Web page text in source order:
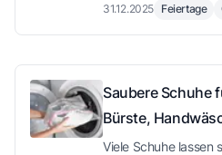
31.12.2025 Feiertage
Saubere Schuhe
Bürste,
Waschmaschine?
Viele Schuhe lassen